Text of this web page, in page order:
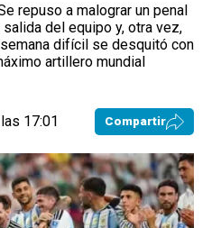
repuso a malograr un penal
del equipo y, otra vez,
difícil se desquitó con
artillero mundial
17:01 Compartir